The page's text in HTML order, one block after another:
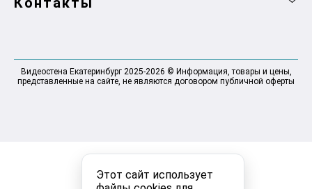
Этот сайт использует
Видеостена Екатеринбург 2025-2026 © Информация, товары и цены,
представленные на сайте, не являются договором публичной оферты